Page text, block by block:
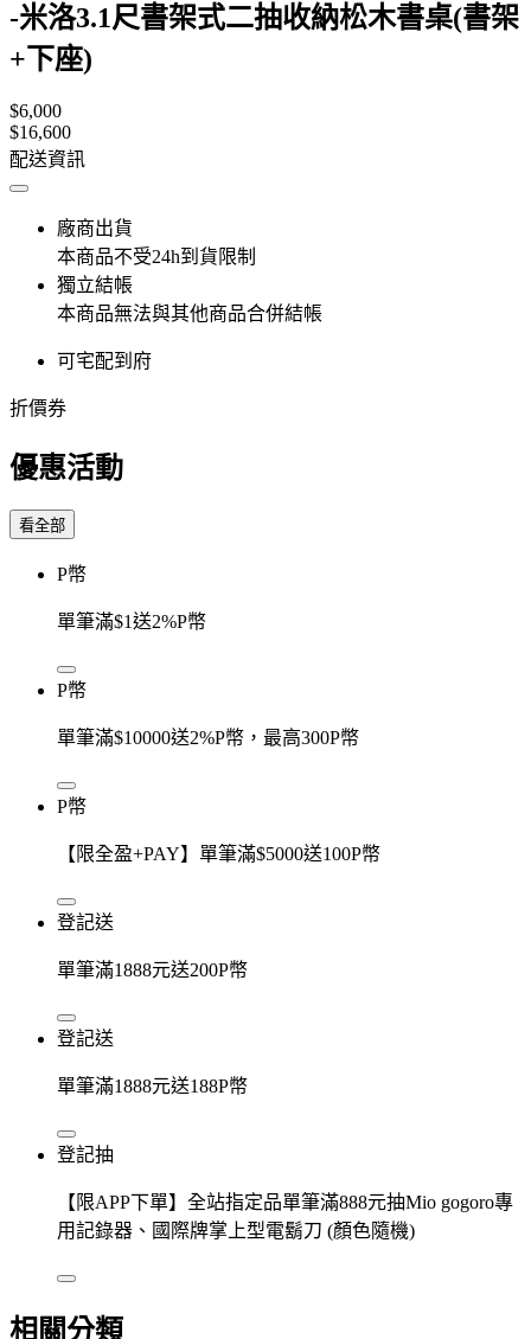
-米洛3.1尺書架式二抽收納松木書桌(書架
+下座)
$6,000
$16,600
配送資訊
廠商出貨
本商品不受24h到貨限制
獨立結帳
本商品無法與其他商品合併結帳
可宅配到府
折價券
優惠活動
看全部
P幣
單筆滿$1送2%P幣
P幣
單筆滿$10000送2%P幣，最高300P幣
P幣
【限全盈+PAY】單筆滿$5000送100P幣
登記送
單筆滿1888元送200P幣
登記送
單筆滿1888元送188P幣
登記抽
【限APP下單】全站指定品單筆滿888元抽Mio gogoro專
用記錄器、國際牌掌上型電鬍刀 (顏色隨機)
相關分類